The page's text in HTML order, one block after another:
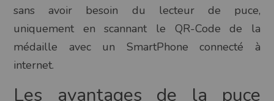
sans avoir besoin du lecteur de puce,
uniquement en scannant le QR-Code de la
médaille avec un SmartPhone connecté à
internet.
Les avantages de la puce